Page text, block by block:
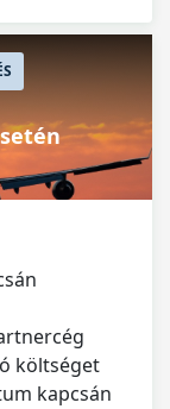
költséget
kapcsán